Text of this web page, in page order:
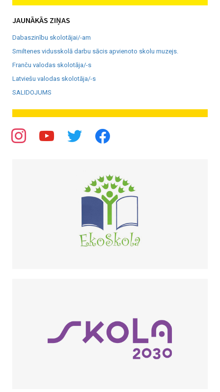
JAUNĀKĀS ZIŅAS
Dabaszinību skolotājai/-am
Smiltenes vidusskolā darbu sācis apvienoto skolu muzejs.
Franču valodas skolotāja/-s
Latviešu valodas skolotāja/-s
SALIDOJUMS